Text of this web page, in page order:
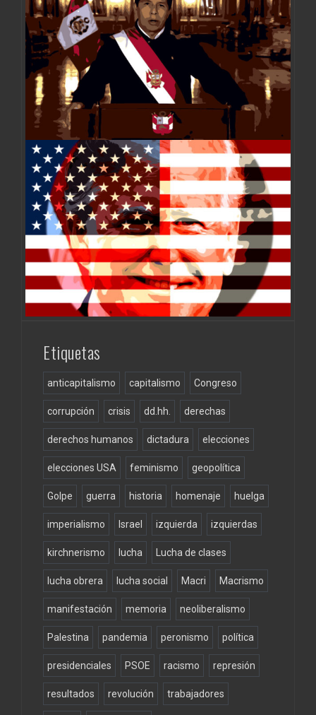
Etiquetas
anticapitalismo capitalismo Congreso
corrupción crisis dd.hh. derechas
derechos humanos dictadura elecciones
elecciones USA feminismo geopolítica
Golpe guerra historia homenaje huelga
imperialismo Israel izquierda izquierdas
kirchnerismo lucha Lucha de clases
lucha obrera lucha social Macri Macrismo
manifestación memoria neoliberalismo
Palestina pandemia peronismo política
presidenciales PSOE racismo represión
resultados revolución trabajadores